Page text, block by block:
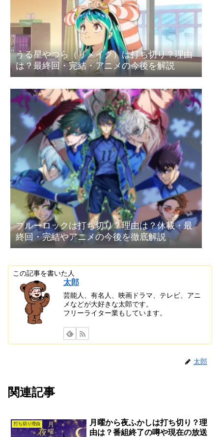
うる星やつら（リメイク）は打ち切り？理由
は？最終回・完結・アニメの今後を解説
ブルーロックは打ち切り？理由は？休載・最
終回・完結やアニメの今後を徹底解説
この記事を書いた人
太郎
芸能人、有名人、映画ドラマ、テレビ、アニ
メなどが大好きな太郎です。
フリーライター業もしています。
太郎
関連記事
打ち切り理由
月曜から夜ふかしは打ち切り？理
由は？番組終了の噂や現在の放送